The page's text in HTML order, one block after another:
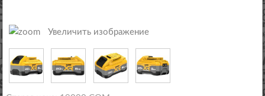
Увеличить изображение